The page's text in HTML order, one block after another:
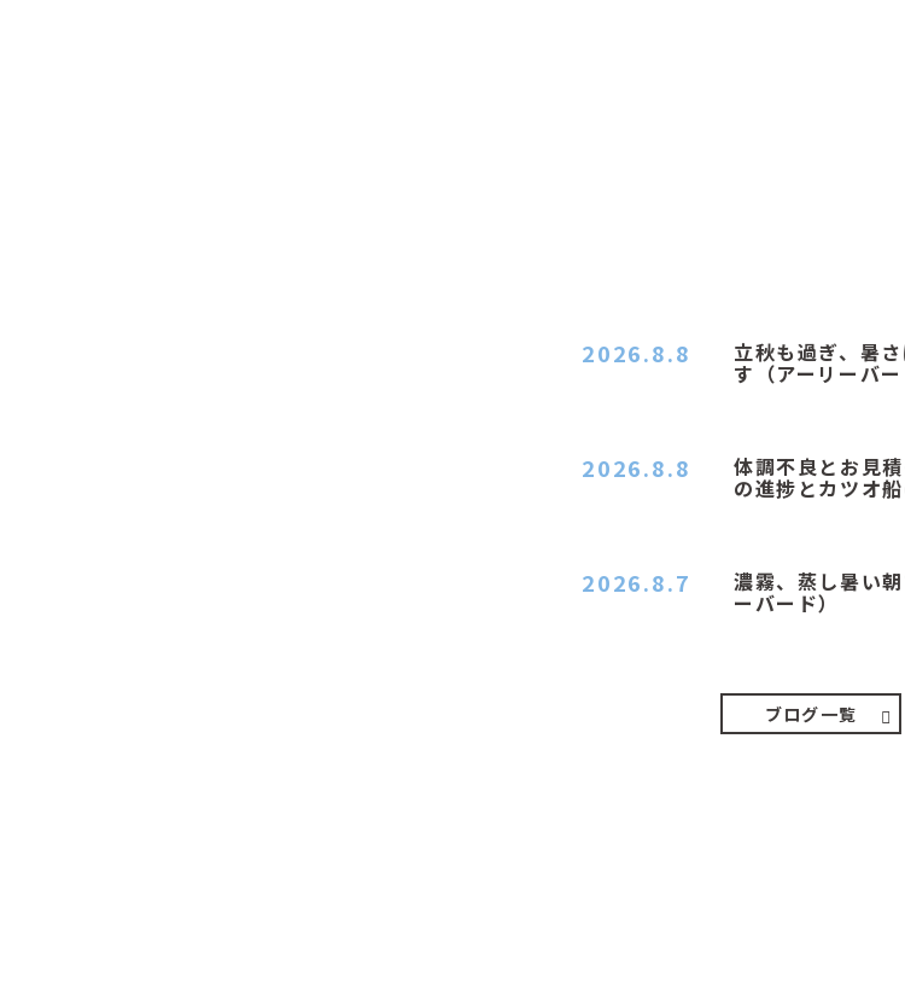
立秋も過ぎ、暑
す（アーリーバー
2026.8.8
体調不良とお見
の進捗とカツオ
2026.8.8
濃霧、蒸し暑い
ーバード）
2026.8.7
ブログ一覧